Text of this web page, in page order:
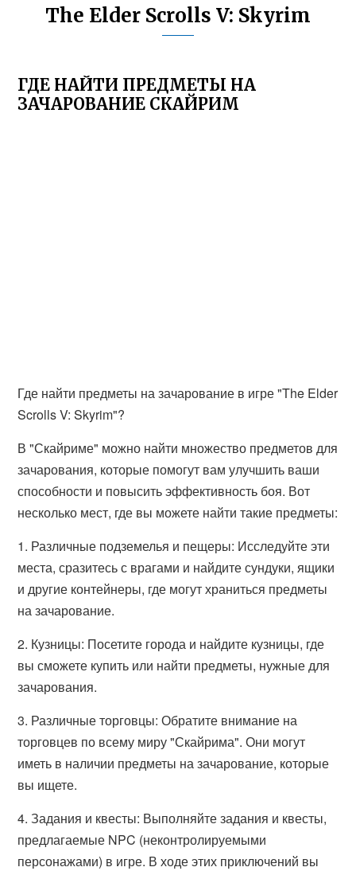
The Elder Scrolls V: Skyrim
ГДЕ НАЙТИ ПРЕДМЕТЫ НА
ЗАЧАРОВАНИЕ СКАЙРИМ
Где найти предметы на зачарование в игре "The Elder
Scrolls V: Skyrim"?
В "Скайриме" можно найти множество предметов для
зачарования, которые помогут вам улучшить ваши
способности и повысить эффективность боя. Вот
несколько мест, где вы можете найти такие предметы:
1. Различные подземелья и пещеры: Исследуйте эти
места, сразитесь с врагами и найдите сундуки, ящики
и другие контейнеры, где могут храниться предметы
на зачарование.
2. Кузницы: Посетите города и найдите кузницы, где
вы сможете купить или найти предметы, нужные для
зачарования.
3. Различные торговцы: Обратите внимание на
торговцев по всему миру "Скайрима". Они могут
иметь в наличии предметы на зачарование, которые
вы ищете.
4. Задания и квесты: Выполняйте задания и квесты,
предлагаемые NPC (неконтролируемыми
персонажами) в игре. В ходе этих приключений вы